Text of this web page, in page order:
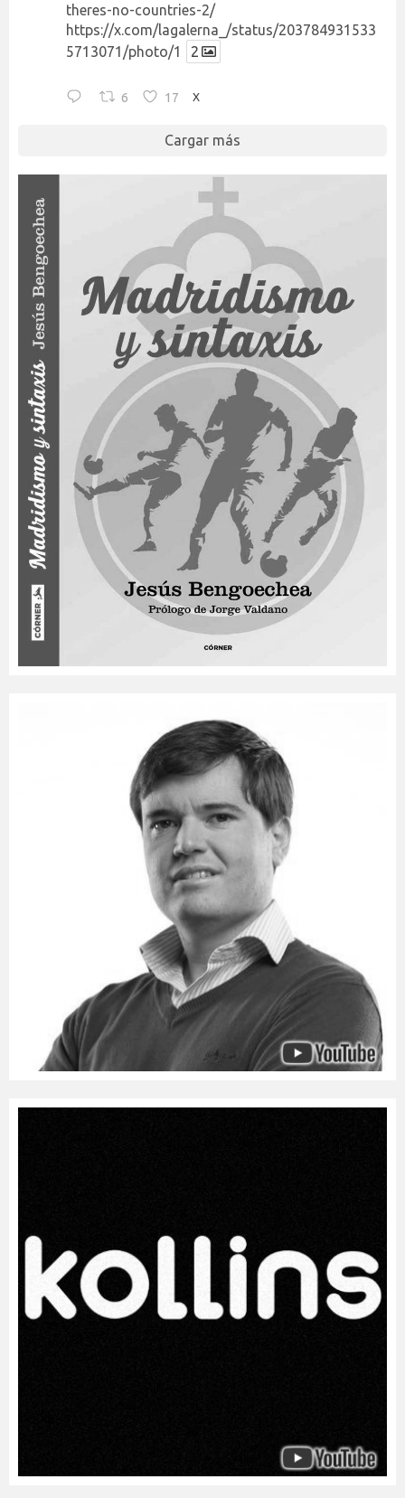
theres-no-countries-2/
https://x.com/lagalerna_/status/203784931533
5713071/photo/1
2
6 17 X
Cargar más